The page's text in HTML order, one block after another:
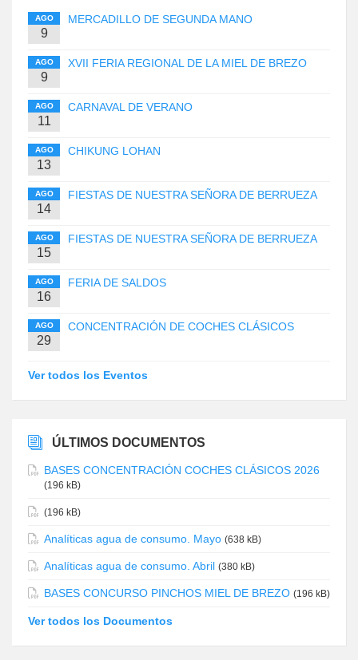
AGO
9
MERCADILLO DE SEGUNDA MANO
AGO
9
XVII FERIA REGIONAL DE LA MIEL DE BREZO
AGO
11
CARNAVAL DE VERANO
AGO
13
CHIKUNG LOHAN
AGO
14
FIESTAS DE NUESTRA SEÑORA DE BERRUEZA
AGO
15
FIESTAS DE NUESTRA SEÑORA DE BERRUEZA
AGO
16
FERIA DE SALDOS
AGO
29
CONCENTRACIÓN DE COCHES CLÁSICOS
Ver todos los Eventos
ÚLTIMOS DOCUMENTOS
BASES CONCENTRACIÓN COCHES CLÁSICOS 2026
(196 kB)
(196 kB)
Analíticas agua de consumo. Mayo (638 kB)
Analíticas agua de consumo. Abril (380 kB)
BASES CONCURSO PINCHOS MIEL DE BREZO (196 kB)
Ver todos los Documentos